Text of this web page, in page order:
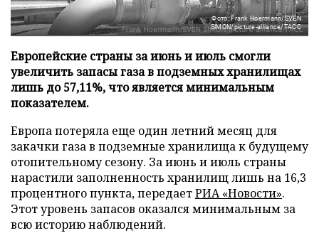
Фото: Frank Hoermann/SVEN
SIMON/picture-alliance/ТАСС
Европейские страны за июнь и июль смогли
увеличить запасы газа в подземных хранилищах
лишь до 57,11%, что является минимальным
показателем.
Европа потеряла еще один летний месяц для
закачки газа в подземные хранилища к будущему
отопительному сезону. За июнь и июль страны
нарастили заполненность хранилищ лишь на 16,3
процентного пункта, передаетРИА «Новости».
Этот уровень запасов оказался минимальным за
всю историю наблюдений.